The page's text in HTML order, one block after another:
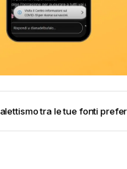
tra le tue fonti